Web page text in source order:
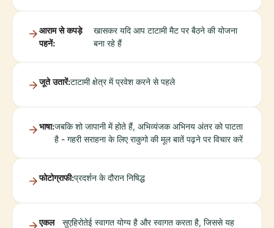
आराम से कपड़े
पहनें:
खासकर यदि आप टाटामी मैट पर बैठने की योजना
बना रहे हैं
जूते उतारें:टाटामी क्षेत्र में प्रवेश करने से पहले
भाषा:जबकि शो जापानी में होते हैं, अभिव्यंजक अभिनय अंतर को पाटता
है - गहरी सराहना के लिए राकुगो की मूल बातें पढ़ने पर विचार करें
फोटोग्राफी:प्रदर्शन के दौरान निषिद्ध
एकल
सुएहिरोतेई स्वागत योग्य है और स्वागत करता है, जिससे यह